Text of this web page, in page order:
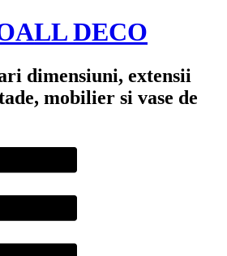
ALL DECO
dimensiuni, extensii
mobilier si vase de